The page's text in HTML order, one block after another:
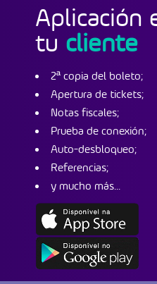
Aplicación
tu cliente
2ª copia del boleto;
Apertura de tickets;
Notas fiscales;
Prueba de conexión;
Auto-desbloqueo;
Referencias;
y mucho más...